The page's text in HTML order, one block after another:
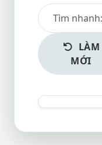
LÀM
MỚI